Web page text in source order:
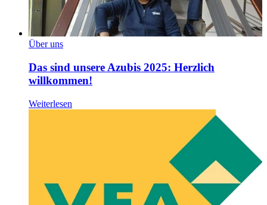
Über uns
Das sind unsere Azubis 2025: Herzlich
willkommen!
Weiterlesen